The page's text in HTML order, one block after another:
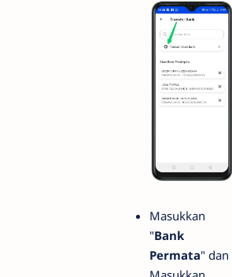
Masukkan
"Bank
Permata" dan